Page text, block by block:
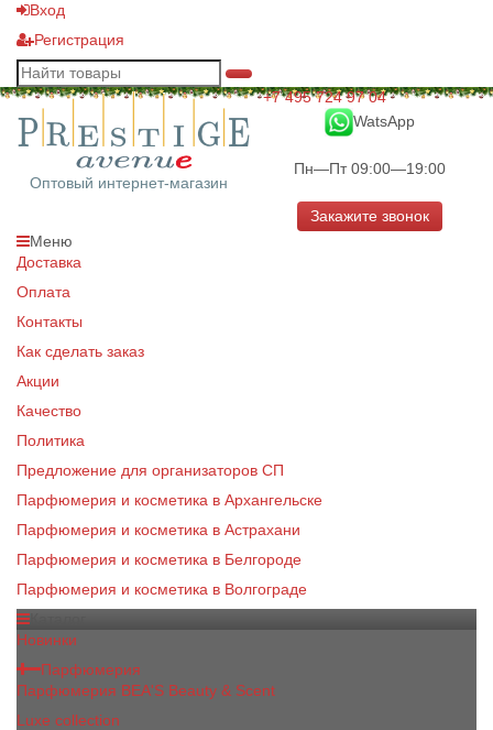
Вход
Регистрация
Оптовый интернет-магазин
+7 495 724 97 04
WatsApp
Пн—Пт 09:00—19:00
Закажите звонок
Меню
Доставка
Оплата
Контакты
Как сделать заказ
Акции
Качество
Политика
Предложение для организаторов СП
Парфюмерия и косметика в Архангельске
Парфюмерия и косметика в Астрахани
Парфюмерия и косметика в Белгороде
Парфюмерия и косметика в Волгограде
Новинки
Парфюмерия
Парфюмерия BEA'S Beauty & Scent
Luxe collection